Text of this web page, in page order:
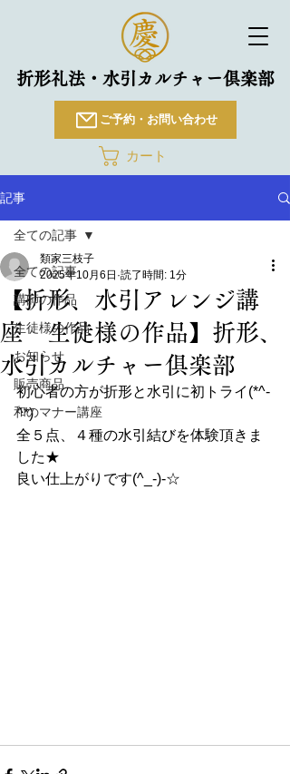
折形礼法・水引カルチャー倶楽部
ご予約・お問い合わせ
カート
記事
全ての記事
講師の作品
生徒様の作品
お知らせ
販売商品
和のマナー講座
全ての記事
【折形、水引アレンジ講
座 生徒様の作品】折形、
水引カルチャー俱楽部
類家三枝子
2025年10月6日 読了時間: 1分
初心者の方が折形と水引に初トライ(*^-
^*)
全５点、４種の水引結びを体験頂きま
した★
良い仕上がりです(^_-)-☆